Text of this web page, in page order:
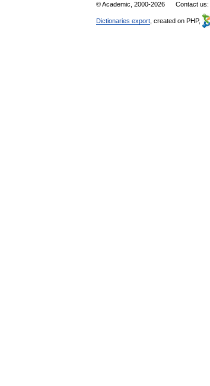
© Academic, 2000-2026 Contact us:
Dictionaries export , created on PHP,